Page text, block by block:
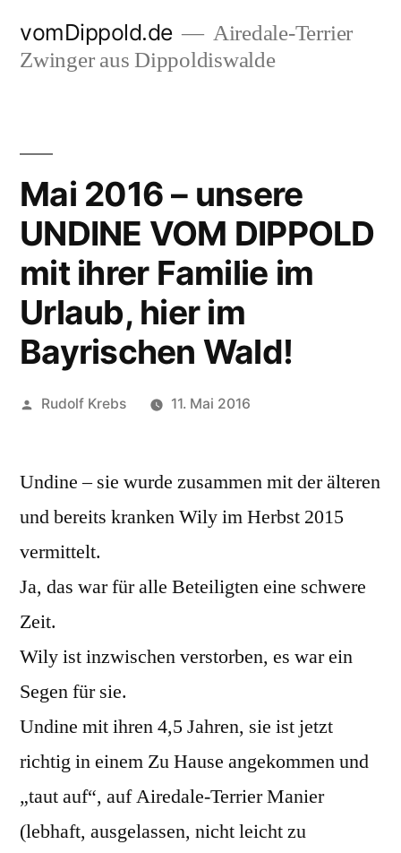
Inhalt
vomDippold.de
Airedale-Terrier
Zwinger aus Dippoldiswalde
Mai 2016 – unsere
UNDINE VOM DIPPOLD
mit ihrer Familie im
Urlaub, hier im
Bayrischen Wald!
Veröffentlicht
Rudolf Krebs 11. Mai 2016
Undine – sie wurde zusammen mit der älteren
und bereits kranken Wily im Herbst 2015
vermittelt.
Ja, das war für alle Beteiligten eine schwere
Zeit.
Wily ist inzwischen verstorben, es war ein
Segen für sie.
Undine mit ihren 4,5 Jahren, sie ist jetzt
richtig in einem Zu Hause angekommen und
„taut auf“, auf Airedale-Terrier Manier
(lebhaft, ausgelassen, nicht leicht zu